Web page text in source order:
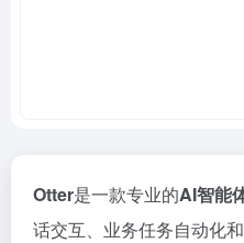
Otter是一款专业的AI智能
话交互、业务任务自动化